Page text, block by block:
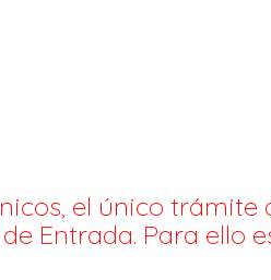
el único
Entrada. Para ello